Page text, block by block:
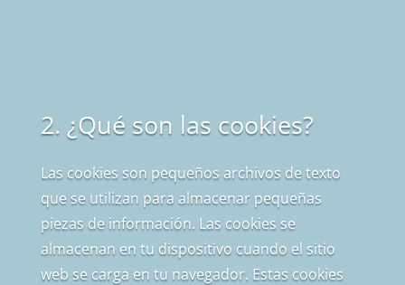
2. ¿Qué son las cookies?
Las cookies son pequeños archivos de texto
que se utilizan para almacenar pequeñas
piezas de información. Las cookies se
almacenan en tu dispositivo cuando el sitio
web se carga en tu navegador. Estas cookies